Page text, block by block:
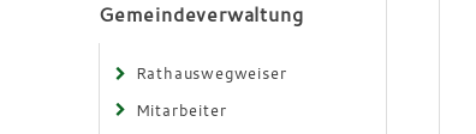
Gemeindeverwaltung
Rathauswegweiser
Mitarbeiter